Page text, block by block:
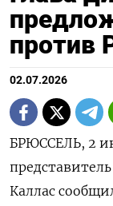
против
02.07.2026
БРЮССЕЛЬ, 2
Каллас